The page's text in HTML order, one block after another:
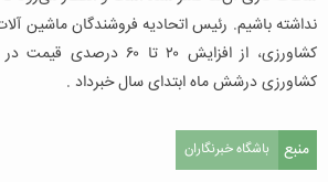
نداشته باشیم. رئیس اتحادیه فروشندگان ماشین
کشاورزی، از افزایش ۲۰ تا ۶۰
کشاورزی درشش ماه ابتدای سال خبرداد .
منبع باشگاه خبرنگاران